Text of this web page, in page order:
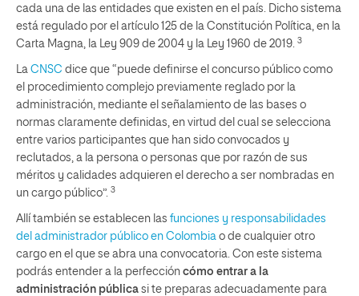
cada una de las entidades que existen en el país. Dicho sistema
está regulado por el artículo 125 de la Constitución Política, en la
Carta Magna, la Ley 909 de 2004 y la Ley 1960 de 2019. 3
La CNSC dice que “puede definirse el concurso público como
el procedimiento complejo previamente reglado por la
administración, mediante el señalamiento de las bases o
normas claramente definidas, en virtud del cual se selecciona
entre varios participantes que han sido convocados y
reclutados, a la persona o personas que por razón de sus
méritos y calidades adquieren el derecho a ser nombradas en
un cargo público”. 3
Allí también se establecen las funciones y responsabilidades
del administrador público en Colombia o de cualquier otro
cargo en el que se abra una convocatoria. Con este sistema
podrás entender a la perfección cómo entrar a la
administración pública si te preparas adecuadamente para